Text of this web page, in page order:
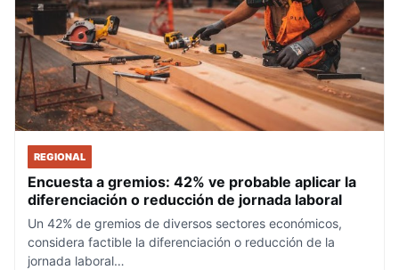
REGIONAL
Encuesta a gremios: 42% ve probable aplicar la
diferenciación o reducción de jornada laboral
Un 42% de gremios de diversos sectores económicos,
considera factible la diferenciación o reducción de la
jornada laboral…